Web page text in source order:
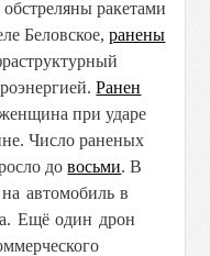
ракетами
Беловское,ранены
Ранен
при ударе
Число раненых
довосьми.В
на автомобиль в
Ещё один дрон